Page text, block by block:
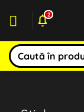
2
Caută
după: